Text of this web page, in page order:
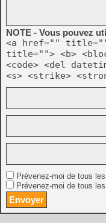
NOTE - Vous pouvez
<a href=""
title=""> <b>
<code> <del
<s> <strike>
Prévenez-moi de tous
Prévenez-moi de tous